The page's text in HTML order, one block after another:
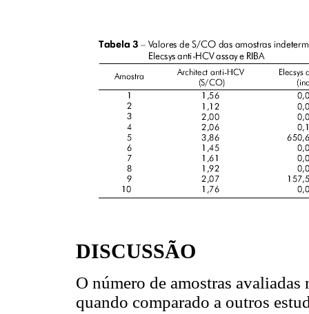
DISCUSSÃO
O número de amostras
quando comparado a outros